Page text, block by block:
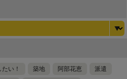
い！ 築地 阿部花恵 派遣